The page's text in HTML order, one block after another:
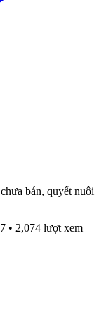
bán, quyết nuôi
• 2,074 lượt xem